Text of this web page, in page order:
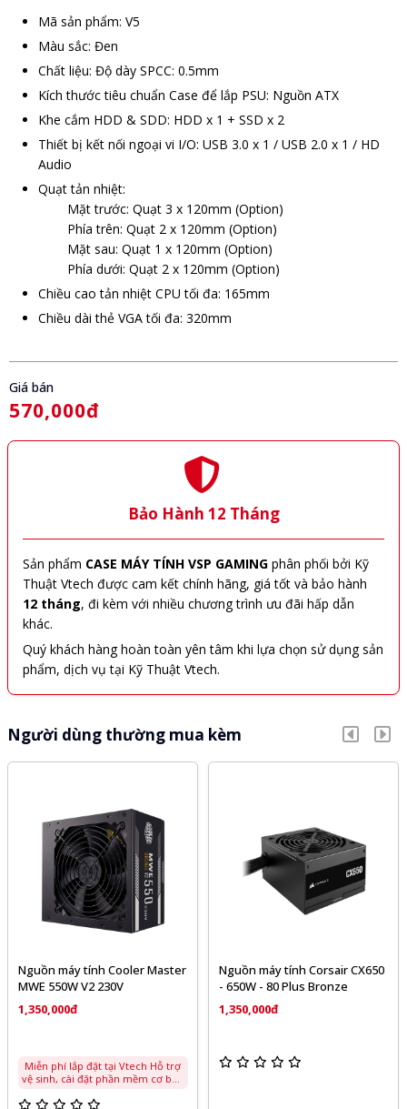
Mã sản phẩm: V5
Màu sắc: Đen
Chất liệu: Độ dày SPCC: 0.5mm
Kích thước tiêu chuẩn Case để lắp PSU: Nguồn ATX
Khe cắm HDD & SDD: HDD x 1 + SSD x 2
Thiết bị kết nối ngoại vi I/O: USB 3.0 x 1 / USB 2.0 x 1 / HD
Audio
Quạt tản nhiệt:
Mặt trước: Quạt 3 x 120mm (Option)
Phía trên: Quạt 2 x 120mm (Option)
Mặt sau: Quạt 1 x 120mm (Option)
Phía dưới: Quạt 2 x 120mm (Option)
Chiều cao tản nhiệt CPU tối đa: 165mm
Chiều dài thẻ VGA tối đa: 320mm
Giá bán
570,000đ
Bảo Hành 12 Tháng
Sản phẩm CASE MÁY TÍNH VSP GAMING phân phối bởi Kỹ
Thuật Vtech được cam kết chính hãng, giá tốt và bảo hành
12 tháng, đi kèm với nhiều chương trình ưu đãi hấp dẫn
khác.
Quý khách hàng hoàn toàn yên tâm khi lựa chọn sử dụng sản
phẩm, dịch vụ tại Kỹ Thuật Vtech.
Người dùng thường mua kèm
Nguồn máy tính Cooler Master
MWE 550W V2 230V
1,350,000đ
Miễn phí lắp đặt tại Vtech Hỗ trợ
vệ sinh, cài đặt phần mềm cơ bản
Nguồn máy tính Corsair CX650
- 650W - 80 Plus Bronze
1,350,000đ